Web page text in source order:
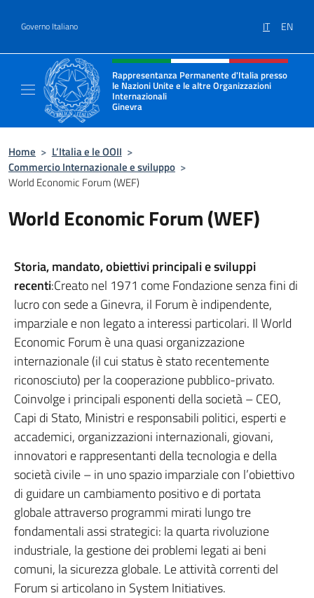
Governo Italiano IT EN
Intestazione sito, social e menù
Rappresentanza Permanente d'Italia presso
le Nazioni Unite e le altre Organizzazioni
Internazionali
Ginevra
Il sito ufficiale della Rappresentanza Onu
Home > L’Italia e le OOII >
Commercio Internazionale e sviluppo >
World Economic Forum (WEF)
World Economic Forum (WEF)
Storia, mandato, obiettivi principali e sviluppi
recenti:Creato nel 1971 come Fondazione senza fini di
lucro con sede a Ginevra, il Forum è indipendente,
imparziale e non legato a interessi particolari. Il World
Economic Forum è una quasi organizzazione
internazionale (il cui status è stato recentemente
riconosciuto) per la cooperazione pubblico-privato.
Coinvolge i principali esponenti della società – CEO,
Capi di Stato, Ministri e responsabili politici, esperti e
accademici, organizzazioni internazionali, giovani,
innovatori e rappresentanti della tecnologia e della
società civile – in uno spazio imparziale con l’obiettivo
di guidare un cambiamento positivo e di portata
globale attraverso programmi mirati lungo tre
fondamentali assi strategici: la quarta rivoluzione
industriale, la gestione dei problemi legati ai beni
comuni, la sicurezza globale. Le attività correnti del
Forum si articolano in System Initiatives.